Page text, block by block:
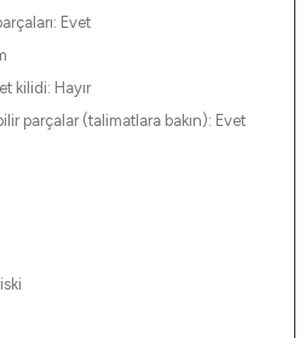
Evet
kilidi: Hayır
parçalar (talimatlara bakın): Evet